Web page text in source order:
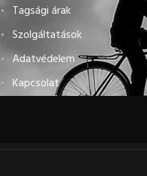
Tagsági árak
Szolgáltatások
Adatvédelem
Kapcsolat